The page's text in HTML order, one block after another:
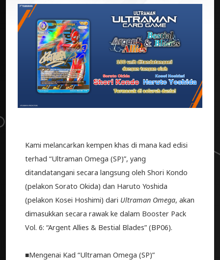
Kami melancarkan kempen khas di mana kad edisi
terhad “Ultraman Omega (SP)”, yang
ditandatangani secara langsung oleh Shori Kondo
(pelakon Sorato Okida) dan Haruto Yoshida
(pelakon Kosei Hoshimi) dari Ultraman Omega, akan
dimasukkan secara rawak ke dalam Booster Pack
Vol. 6: “Argent Allies & Bestial Blades” (BP06).
■Mengenai Kad “Ultraman Omega (SP)”